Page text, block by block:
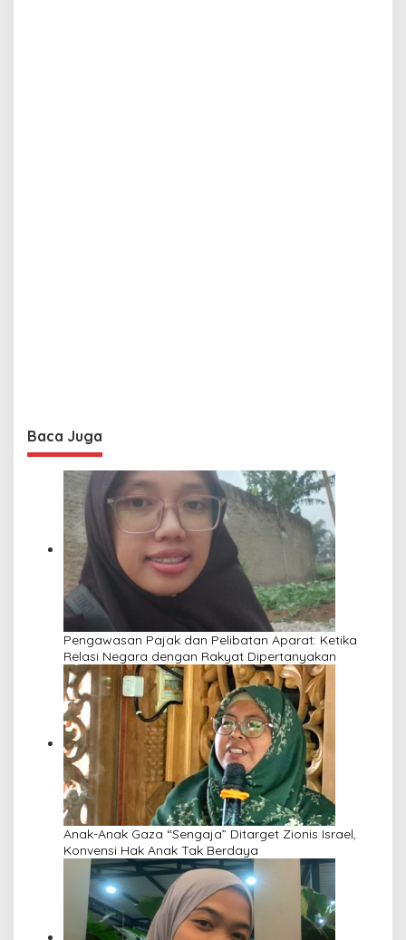
Baca Juga
Pengawasan Pajak dan Pelibatan Aparat: Ketika
Relasi Negara dengan Rakyat Dipertanyakan
Anak-Anak Gaza “Sengaja” Ditarget Zionis Israel,
Konvensi Hak Anak Tak Berdaya